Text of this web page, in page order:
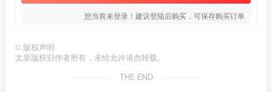
您当前未登录！建议登陆后购买，可保存购买订单
© 版权声明
文章版权归作者所有，未经允许请勿转载。
THE END